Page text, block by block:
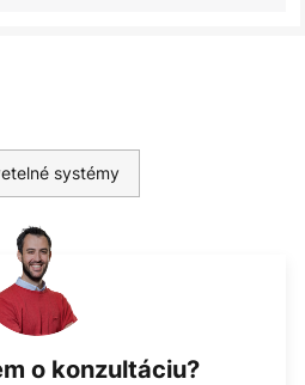
systémy
o konzultáciu?